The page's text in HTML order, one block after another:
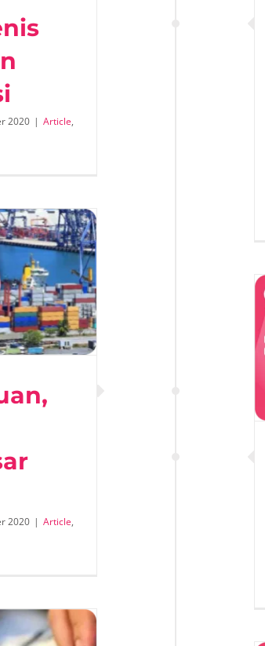
2020 | Article,
2020 | Article,
Pengertian, Tujuan dan